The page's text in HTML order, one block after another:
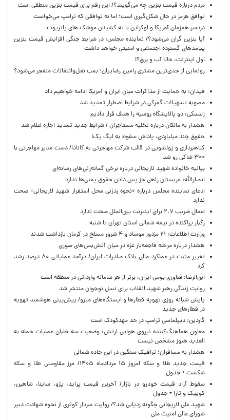
مردم درباره قیمت بنزین چه می‌گویند؟/ این رقم برای قیمت بنزین منطقی است
توافق هرمز در حال شکل‌گیری است؛ اما نه توافقی که ترامپ می‌خواست
دردسر همزمان آمریکا و اوکراین با ته کشیدن موشک های پاتریوت
آیا بنزین گران می‌شود؟/ نماینده مجلس: در شرایط جنگی افزایش قیمت بنزین
پیامدهای گسترده اجتماعی و امنیتی خواهد داشت
اول اینترنت، حالا آب و برق؟!
رونمایی از جدی‌ترین مشتری رامین رضاییان؛ بمب نقل‌وانتقالات منفجر می‌شود؟
فیدان: به حمایت از مذاکرات میان ایران و آمریکا ادامه خواهیم داد
مصوبه تسهیلات گمرکی در شرایط اضطرار تمدید شد
زلنسکی: دو پالایشگاه روسیه را هدف قرار دادیم
هشدار به مالکان درباره تخلیه مستاجران / شرایط جدید تمدید اجاره اعلام شد
حقوق چند میلیاردی، پاداش سقوط به لیگ یک!
کلاهبرداری و پولشویی در قالب شرکت مهاجرتی به کانادا/ دست مدیر مهاجرتی با
۳۰۰ شاکی رو شد
بیانیه خانواده شهید لاریجانی درباره برخی گمانه‌زنی‌های رسانه‌ای
انصارالله: عربستان راهی جز پس دادن حقوق یمنی‌ها ندارد
ادعای نماینده مجلس درباره «نحوه ردزنی محل استقرار شهید لاریجانی» صحت
ندارد
اعمال ضریب ۲.۷ برای اینترنت بین‌الملل صحت ندارد
رگبار پراکنده در نیمه شمالی استان تهران تا شنبه
وزارت اطلاعات: ۲۱ مزدور موساد و ۴ شرور مسلح در کرمان بازداشت شدند
هشدار درباره مرحله فاجعه‌بار غزه در میان آتش‌بس‌های صوری
تغییر مثبت در عملکرد مالی بانک صادرات ایران/ درآمد عملیاتی ۸۰ درصد رشد
کرد
ابن‌الرضا: فناوری بومی ایران، برتر از هر سامانه وارداتی در منطقه است
روایت زندگی رهبر شهید انقلاب برای نسل نوجوان منتشر شد
پایش شبانه روزی تهویه قطارها و ایستگاه‌های مترو/ پیش‌بینی هوشمند تهویه
در قطارهای جدید
گاردین: دیپلماسی ترامپ در حد مهدکودک است
معاون هماهنگ‌کننده نیروی هوایی ارتش: وضعیت سه خلبان عملیات حمله به
العدید هنوز مشخص نیست
هشدار به مسافران؛ ترافیک سنگین در این جاده شمالی
قیمت جدید طلا و سکه امروز ۱۵ مردادماه ۱۴۰۵/ مرز مقاومتی طلا و سکه
شکست + جدول
سقوط آزاد قیمت خودرو در بازار/ آخرین قیمت پراید، پژو، ساینا، شاهین،
کوییک و تارا + جدول
شهید علی لاریجانی چگونه ردیابی شد؟/ روایت سردار کوثری از نحوه شهادت دبیر
شورای عالی امنیت ملی